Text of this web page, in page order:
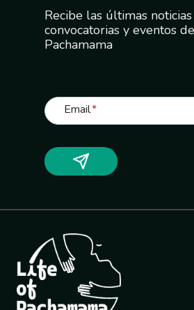
Recibe las últimas
convocatorias y eventos
Pachamama
Email*